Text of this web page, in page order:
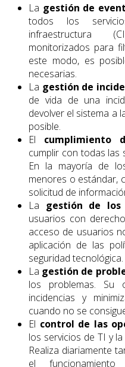
La gestión de
todos los
infraestructura
monitorizados para
este modo, es
necesarias.
La gestión de
de vida de una
devolver el sistema a
posible.
El cumplimiento
cumplir con todas las
En la mayoría de
menores o estándar,
solicitud de
La gestión de los
usuarios con
acceso de usuarios
aplicación de las
seguridad tecnológica.
La gestión de
los problemas. Su
incidencias y
cuando no se
El control de las
los servicios de TI y
Realiza diariamente
el